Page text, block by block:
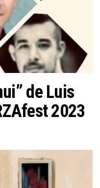
de Luis
2023